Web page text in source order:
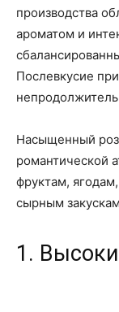
производства
ароматом и
Послевкусие
Насыщенный
романтической
фруктам,
сырным
1.